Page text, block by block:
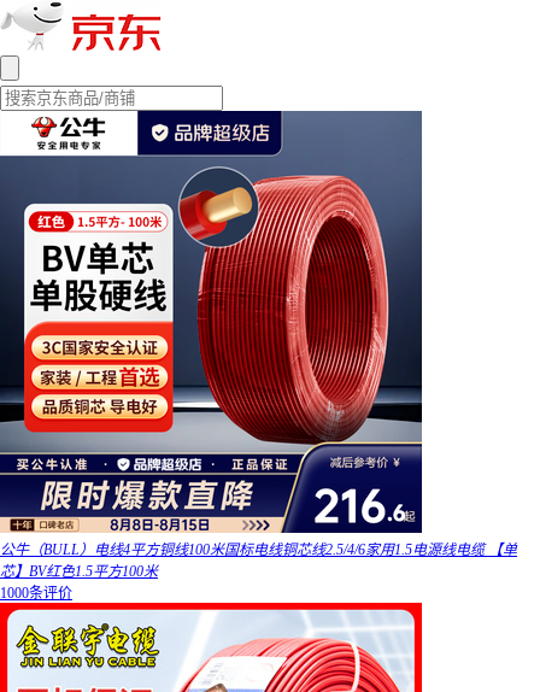
公牛（BULL）电线4平方铜线100米国标电线铜芯线2.5/4/6家用1.5电源线电缆 【单
芯】BV红色1.5平方100米
1000条评价